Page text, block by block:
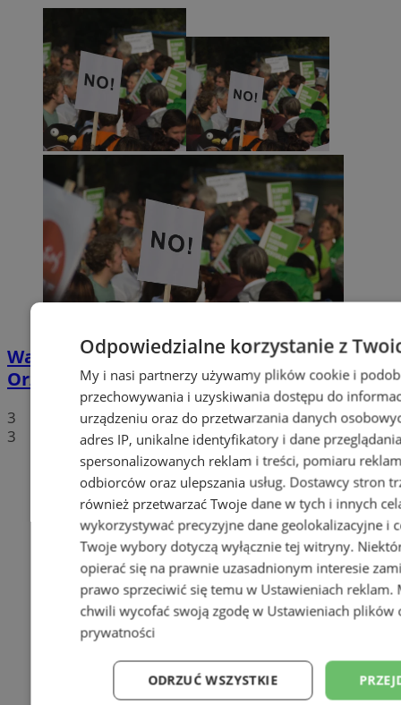
Walentynkowy protest mieszkańców
Orzesza. Rynek będzie zablokowany!
3
3
Odpowiedzialne korzystanie z
My i nasi partnerzy używamy plików cookie i
przechowywania i uzyskiwania dostępu do
urządzeniu oraz do przetwarzania danych
adres IP, unikalne identyfikatory i dane
spersonalizowanych reklam i treści, pomiaru
odbiorców oraz ulepszania usług. Dostawcy stron
również przetwarzać Twoje dane w tych i innych
wykorzystywać precyzyjne dane geolokalizacyjne i
Twoje wybory dotyczą wyłącznie tej witryny.
opierać się na prawnie uzasadnionym interesie
prawo sprzeciwić się temu w Ustawieniach reklam.
chwili wycofać swoją zgodę w Ustawieniach plików
prywatności
ODRZUĆ WSZYSTKIE